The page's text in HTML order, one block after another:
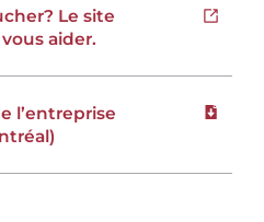
Le site
aider.
Ouvrir
l’entreprise